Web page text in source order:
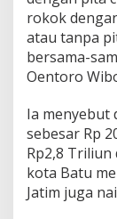
rokok
atau tanpa
bersama-
Oentoro
Ia menyebut
sebesar Rp
Rp2,8
kota Batu
Jatim juga